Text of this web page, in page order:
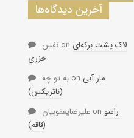
آخرین دیدگاه‌ها
نفس on لاک پشت برکه‌ای
خزری
به تو چه on مار آبی
(ناتریکس)
علیرضایعقوبیان on راسو
(قاقم)